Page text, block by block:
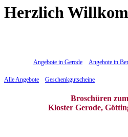
Herzlich
Angebote in Gerode Angebote in
Alle Angebote Geschenkgutscheine
Broschüren
Kloster Gerode,